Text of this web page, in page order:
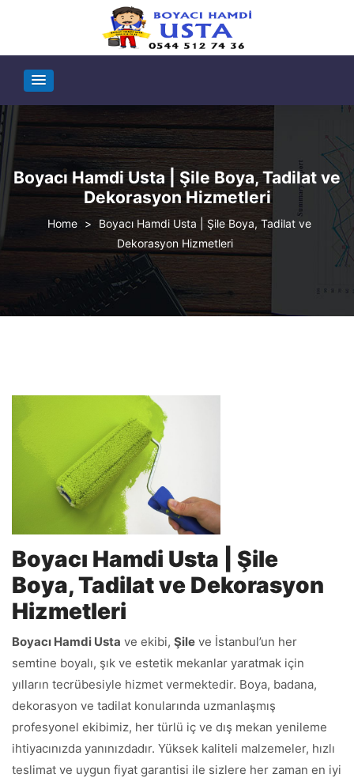
Boyacı Hamdi Usta | Şile Boya, Tadilat ve
Dekorasyon Hizmetleri
>
Boyacı Hamdi Usta | Şile Boya, Tadilat ve
Dekorasyon Hizmetleri
Boyacı Hamdi Usta | Şile
Boya, Tadilat ve Dekorasyon
Hizmetleri
Boyacı Hamdi Usta ve ekibi, Şile ve İstanbul’un her
semtine boyalı, şık ve estetik mekanlar yaratmak için
yılların tecrübesiyle hizmet vermektedir. Boya, badana,
dekorasyon ve tadilat konularında uzmanlaşmış
profesyonel ekibimiz, her türlü iç ve dış mekan yenileme
ihtiyacınızda yanınızdadır. Yüksek kaliteli malzemeler, hızlı
teslimat ve uygun fiyat garantisi ile sizlere her zaman en iyi